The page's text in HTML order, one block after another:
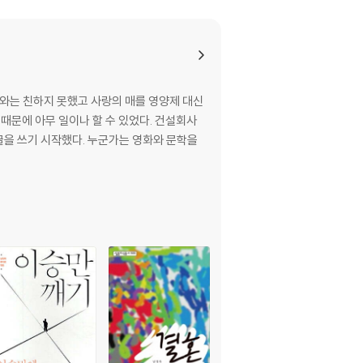
는 친하지 못했고 사랑의 매를 영양제 대신
문에 아무 일이나 할 수 있었다. 건설회사
쓰기 시작했다. 누군가는 영화와 문학을